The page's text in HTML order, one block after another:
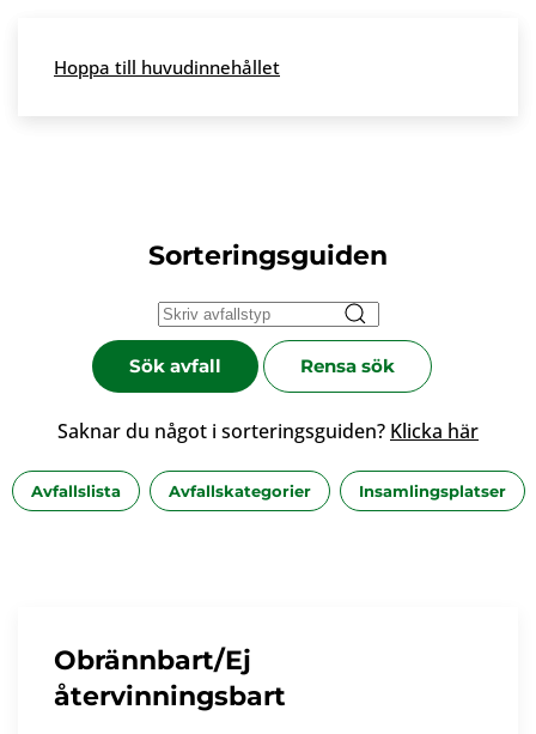
Skip to main content
Hoppa till huvudinnehållet
Sorteringsguiden
Sök avfall Rensa sök
Saknar du något i sorteringsguiden? Klicka här
Avfallslista Avfallskategorier Insamlingsplatser
Obrännbart/Ej
återvinningsbart